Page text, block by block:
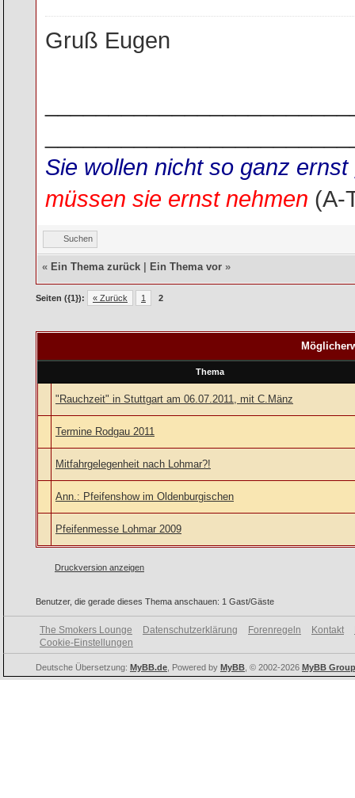
Gruß Eugen
Sie wollen nicht so ganz
müssen sie ernst nehmen (A-
Suchen
« Ein Thema zurück Ein Thema vor »
Seiten ({1}): « Zurück 1 2
Thema
"Rauchzeit" in Stuttgart am 06.07.2011, mit C.Mänz
Termine Rodgau 2011
Mitfahrgelegenheit nach Lohmar?!
Ann.: Pfeifenshow im Oldenburgischen
Pfeifenmesse Lohmar 2009
Druckversion anzeigen
Benutzer, die gerade dieses Thema anschauen: 1 Gast/Gäste
The Smokers Lounge Datenschutzerklärung Forenregeln Kontakt
Cookie-Einstellungen
Deutsche Übersetzung: MyBB.de , Powered by MyBB , © 2002-2026 MyBB Group